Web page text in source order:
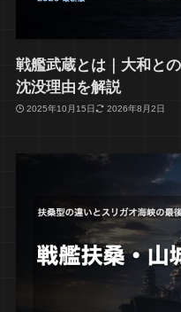
戦艦武蔵とは｜大和と
沈没理由を解説
2025年10月15日 2026年8月2日